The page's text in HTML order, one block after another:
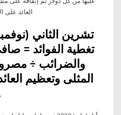
العائد على
تغطية الفوائد =
والضرائب ÷
المثلى وتعظيم